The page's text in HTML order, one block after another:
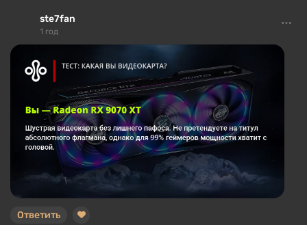
ste7fan
1 год
Ответить